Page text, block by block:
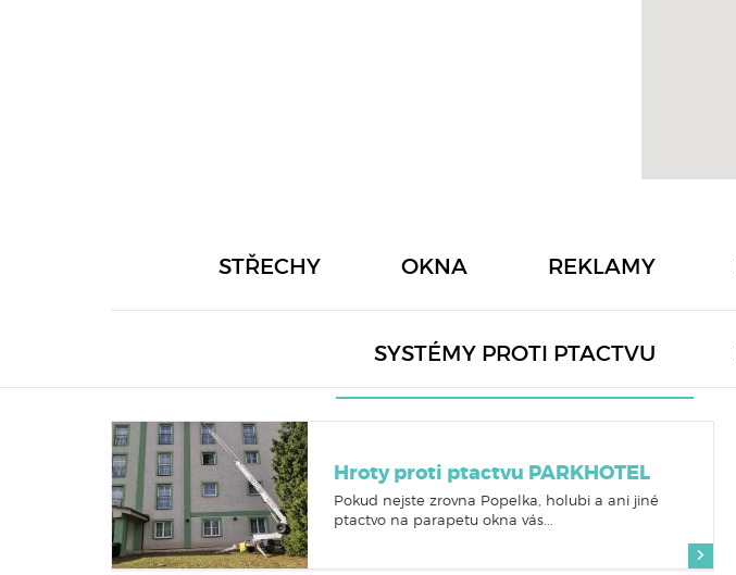
STŘECHY OKNA REKLAMY
SYSTÉMY PROTI PTACTVU
Hroty proti ptactvu PARKHOTEL
Pokud nejste zrovna Popelka, holubi a ani jiné
ptactvo na parapetu okna vás...